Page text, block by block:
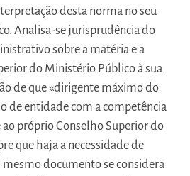
desta norma no seu
Analisa-se jurisprudência do
sobre a matéria e a
do Ministério Público à sua
de que «dirigente máximo do
de entidade com a competência
próprio Conselho Superior do
que haja a necessidade de
documento se considera